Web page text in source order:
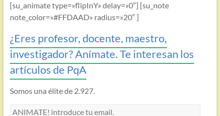
[su_animate type=»flipInY» delay=»0″] [su_note
note_color=»#FFDAAD» radius=»20″ ]
¿Eres profesor, docente, maestro,
investigador? Anímate. Te interesan los
artículos de PqA
Somos una élite de 2.927.
ANIMATE!